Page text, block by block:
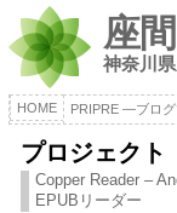
座
神奈川
HOME PRIPRE ―ブログ
プロジェクト
Copper Reader –
EPUBリーダー